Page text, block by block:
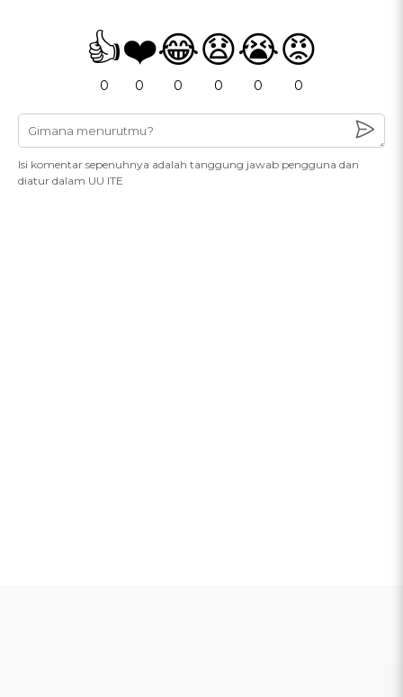
👍
0
❤️
0
😂
0
😧
0
😭
0
😡
0
Isi komentar sepenuhnya adalah tanggung jawab pengguna dan
diatur dalam UU ITE